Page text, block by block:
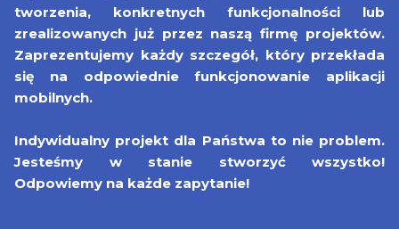
tworzenia, konkretnych funkcjonalności lub
zrealizowanych już przez naszą firmę projektów.
Zaprezentujemy każdy szczegół, który przekłada
się na odpowiednie funkcjonowanie aplikacji
mobilnych.
Indywidualny projekt dla Państwa to nie problem.
Jesteśmy w stanie stworzyć wszystko!
Odpowiemy na każde zapytanie!